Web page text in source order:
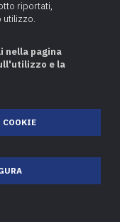
Barasso
e oltre!
riportati,
utilizzo.
nella pagina
e la
COOKIE